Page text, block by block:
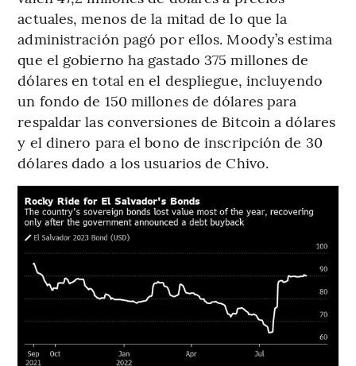
actuales, menos de la mitad de lo que la
administración pagó por ellos. Moody’s estima
que el gobierno ha gastado 375 millones de
dólares en total en el despliegue, incluyendo
un fondo de 150 millones de dólares para
respaldar las conversiones de Bitcoin a dólares
y el dinero para el bono de inscripción de 30
dólares dado a los usuarios de Chivo.